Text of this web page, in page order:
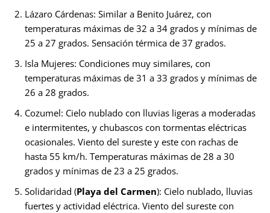
Lázaro Cárdenas: Similar a Benito Juárez, con
temperaturas máximas de 32 a 34 grados y mínimas de
25 a 27 grados. Sensación térmica de 37 grados.
Isla Mujeres: Condiciones muy similares, con
temperaturas máximas de 31 a 33 grados y mínimas de
26 a 28 grados.
Cozumel: Cielo nublado con lluvias ligeras a moderadas
e intermitentes, y chubascos con tormentas eléctricas
ocasionales. Viento del sureste y este con rachas de
hasta 55 km/h. Temperaturas máximas de 28 a 30
grados y mínimas de 23 a 25 grados.
Solidaridad (Playa del Carmen): Cielo nublado, lluvias
fuertes y actividad eléctrica. Viento del sureste con